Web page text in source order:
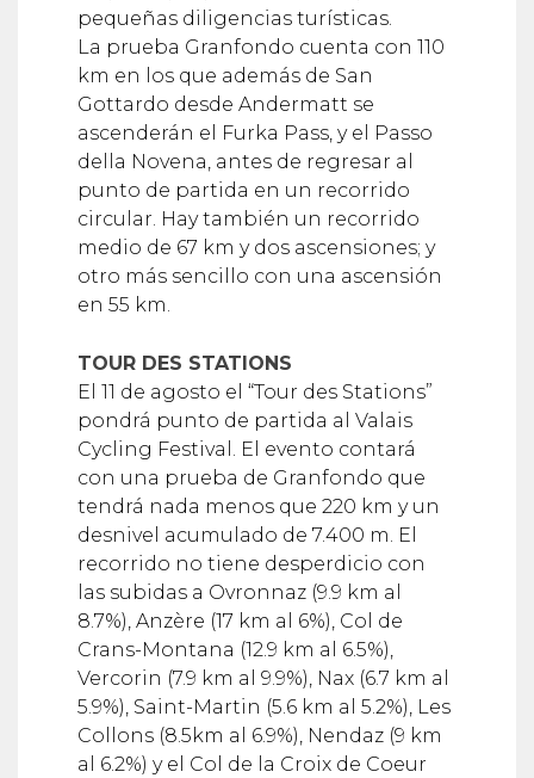
pequeñas diligencias turísticas.
La prueba Granfondo cuenta con 110
km en los que además de San
Gottardo desde Andermatt se
ascenderán el Furka Pass, y el Passo
della Novena, antes de regresar al
punto de partida en un recorrido
circular. Hay también un recorrido
medio de 67 km y dos ascensiones; y
otro más sencillo con una ascensión
en 55 km.
TOUR DES STATIONS
El 11 de agosto el “Tour des Stations”
pondrá punto de partida al Valais
Cycling Festival. El evento contará
con una prueba de Granfondo que
tendrá nada menos que 220 km y un
desnivel acumulado de 7.400 m. El
recorrido no tiene desperdicio con
las subidas a Ovronnaz (9.9 km al
8.7%), Anzère (17 km al 6%), Col de
Crans-Montana (12.9 km al 6.5%),
Vercorin (7.9 km al 9.9%), Nax (6.7 km al
5.9%), Saint-Martin (5.6 km al 5.2%), Les
Collons (8.5km al 6.9%), Nendaz (9 km
al 6.2%) y el Col de la Croix de Coeur